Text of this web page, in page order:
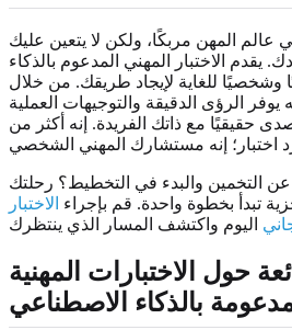
عالم المهن مربكًا، ولكن لا يتعين عليك
يقدم الاختبار المهني المدعوم بالذكاء
وشخصيًا للغاية لإيجاد طريقك. من خلال
يوفر الرؤى الدقيقة والتوجيهات العملية
صدى حقيقيًا مع ذاتك الفريدة. إنه أكثر من
التخمين والبدء في التخطيط؟ رحلتك
تبدأ بخطوة واحدة. قم بإجراء الاختبار
حول الاختبارات المهنية
بالذكاء الاصطناعي